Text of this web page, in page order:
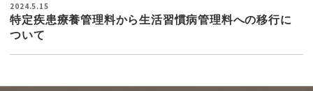
2024.5.15
特定疾患療養管理料から生活習慣病管理料への移行に
ついて